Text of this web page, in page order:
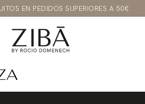
EN PEDIDOS SUPERIORES A 50€